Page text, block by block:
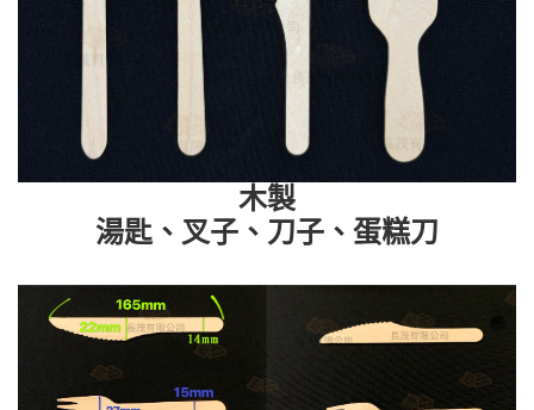
木製
湯匙、叉子、刀子、蛋糕刀